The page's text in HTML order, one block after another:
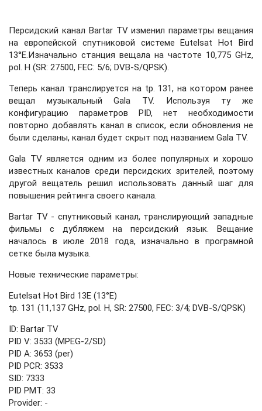
Персидский канал Bartar TV изменил параметры вещания
на европейской спутниковой системе Eutelsat Hot Bird
13°E.Изначально станция вещала на частоте 10,775 GHz,
pol. H (SR: 27500, FEC: 5/6; DVB-S/QPSK).
Теперь канал транслируется на tp. 131, на котором ранее
вещал музыкальный Gala TV. Используя ту же
конфигурацию параметров PID, нет необходимости
повторно добавлять канал в список, если обновления не
были сделаны, канал будет скрыт под названием Gala TV.
Gala TV является одним из более популярных и хорошо
известных каналов среди персидских зрителей, поэтому
другой вещатель решил использовать данный шаг для
повышения рейтинга своего канала.
Bartar TV - спутниковый канал, транслирующий западные
фильмы с дубляжем на персидский язык. Вещание
началось в июле 2018 года, изначально в програмной
сетке была музыка.
Новые технические параметры:
Eutelsat Hot Bird 13E (13°E)
tp. 131 (11,137 GHz, pol. H, SR: 27500, FEC: 3/4; DVB-S/QPSK)
ID: Bartar TV
PID V: 3533 (MPEG-2/SD)
PID A: 3653 (per)
PID PCR: 3533
SID: 7333
PID PMT: 33
Provider: -